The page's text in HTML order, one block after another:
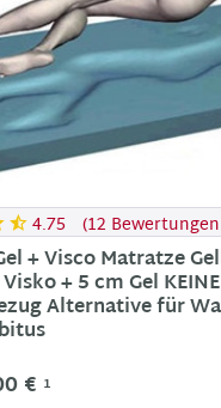
4.75 (12
+ Visco Matratze
+ 5 cm Gel
Alternative für
€ 1